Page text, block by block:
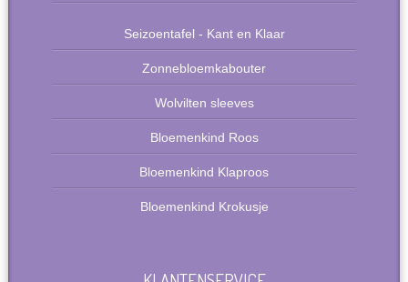
Seizoentafel - Kant en Klaar
Zonnebloemkabouter
Wolvilten sleeves
Bloemenkind Roos
Bloemenkind Klaproos
Bloemenkind Krokusje